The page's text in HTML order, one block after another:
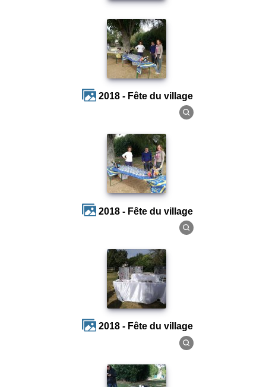
2018 - Fête du village
2018 - Fête du village
2018 - Fête du village